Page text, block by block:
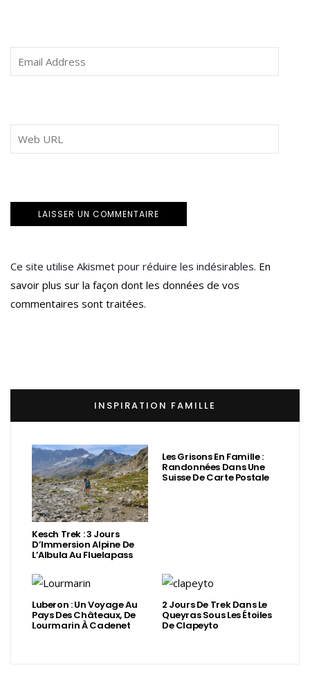
Ce site utilise Akismet pour réduire les indésirables. En
savoir plus sur la façon dont les données de vos
commentaires sont traitées.
INSPIRATION FAMILLE
Kesch Trek : 3 Jours
D’Immersion Alpine De
L’Albula Au Fluelapass
Les Grisons En Famille :
Randonnées Dans Une
Suisse De Carte Postale
Luberon : Un Voyage Au
Pays Des Châteaux, De
Lourmarin À Cadenet
2 Jours De Trek Dans Le
Queyras Sous Les Étoiles
De Clapeyto